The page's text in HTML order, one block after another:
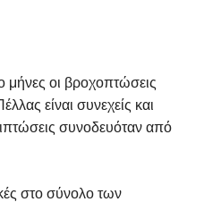
μήνες οι βροχοπτώσεις
είναι συνεχείς και
συνοδευόταν από
στο σύνολο των